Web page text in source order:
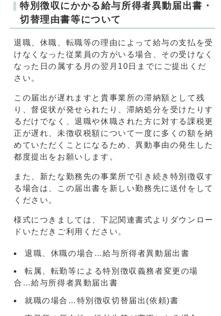
特別徴収にかかる給与所得者異動届出書・
切替理由書等について
退職、休職、転職等の理由によって給与の支払を受
けなくなった従業員の方がいる場合、その受けなく
なった日の属する月の翌月10日までにご提出くだ
さい。
この届出が遅れますと貴事業所の滞納額として残
り、督促状が発せられたり、滞納処分を受けたりす
るだけでなく、退職や休職された方に対する課税更
正が遅れ、未徴収税額について一度に多くの額を納
めていただくことになるため、異動事由の発生した
都度提出をお願いします。
また、新たな勤務先の事業所で引き続き特別徴収す
る場合は、この届出書を新しい勤務先に送付をして
ください。
様式につきましては、下記関連書式よりダウンロー
ドいただきご利用ください。
退職、休職の場合…給与所得者異動届出書
転属、転勤等による特別徴収義務者変更の場
合…給与所得者異動届出書
就職の場合…特別徴収切替届出(依頼)書